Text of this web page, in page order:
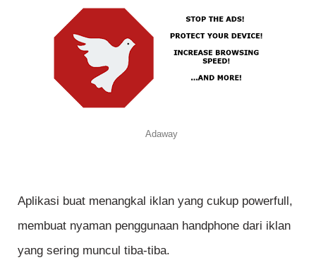
Adaway
Aplikasi buat menangkal iklan yang cukup powerfull,
membuat nyaman penggunaan handphone dari iklan
yang sering muncul tiba-tiba.